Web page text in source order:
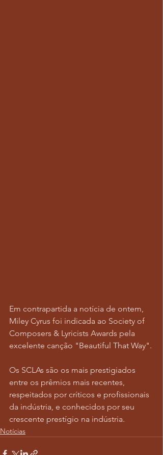
Em contrapartida a notícia de ontem,
Miley Cyrus foi indicada ao Society of
Composers & Lyricists Awards pela
excelente canção "Beautiful That Way".
Os SCLAs são os mais prestigiados
entre os prêmios mais recentes,
respeitados por críticos e profissionais
da indústria, e conhecidos por seu
crescente prestígio na indústria.
Notícias